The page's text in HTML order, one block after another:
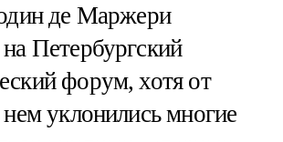
де Маржери
Петербургский
форум, хотя от
нем уклонились многие